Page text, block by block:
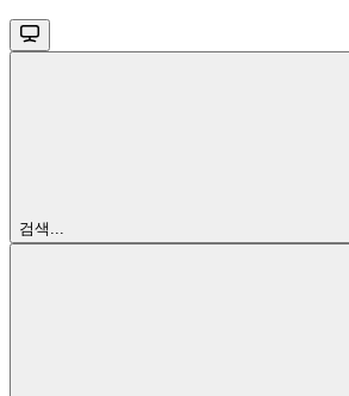
검색...